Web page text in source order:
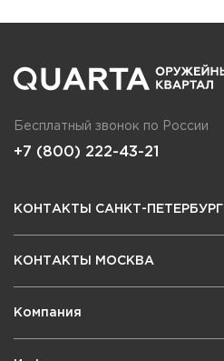
Бесплатный звонок по России
+7 (800) 222-43-21
КОНТАКТЫ САНКТ-ПЕТЕРБУРГ
КОНТАКТЫ МОСКВА
Компания